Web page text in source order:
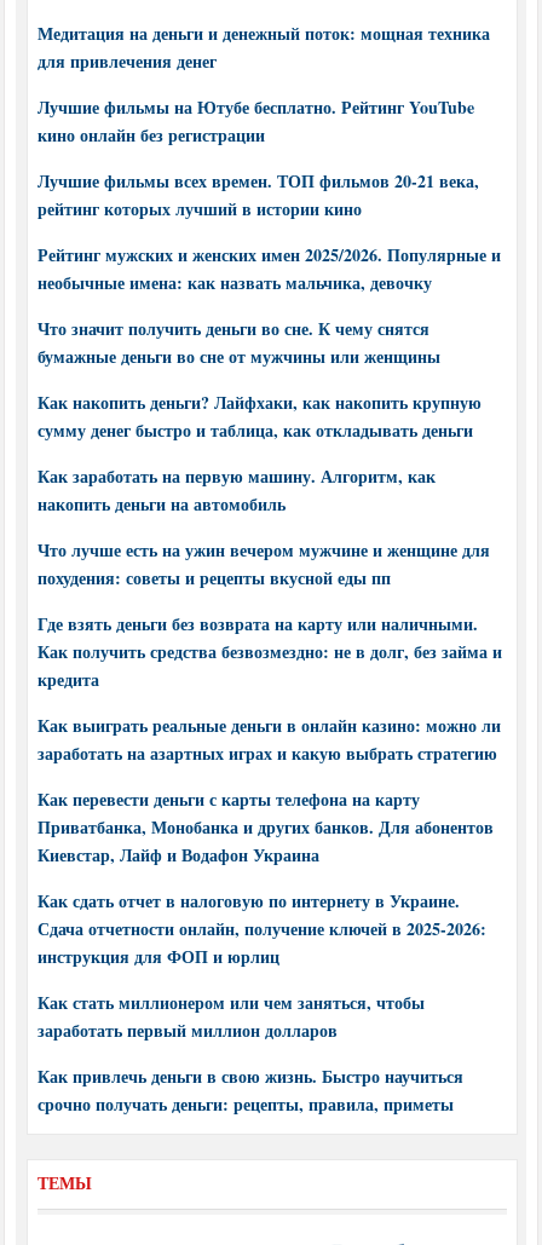
Медитация на деньги и денежный поток: мощная техника
для привлечения денег
Лучшие фильмы на Ютубе бесплатно. Рейтинг YouTube
кино онлайн без регистрации
Лучшие фильмы всех времен. ТОП фильмов 20-21 века,
рейтинг которых лучший в истории кино
Рейтинг мужских и женских имен 2025/2026. Популярные и
необычные имена: как назвать мальчика, девочку
Что значит получить деньги во сне. К чему снятся
бумажные деньги во сне от мужчины или женщины
Как накопить деньги? Лайфхаки, как накопить крупную
сумму денег быстро и таблица, как откладывать деньги
Как заработать на первую машину. Алгоритм, как
накопить деньги на автомобиль
Что лучше есть на ужин вечером мужчине и женщине для
похудения: советы и рецепты вкусной еды пп
Где взять деньги без возврата на карту или наличными.
Как получить средства безвозмездно: не в долг, без займа и
кредита
Как выиграть реальные деньги в онлайн казино: можно ли
заработать на азартных играх и какую выбрать стратегию
Как перевести деньги с карты телефона на карту
Приватбанка, Монобанка и других банков. Для абонентов
Киевстар, Лайф и Водафон Украина
Как сдать отчет в налоговую по интернету в Украине.
Сдача отчетности онлайн, получение ключей в 2025-2026:
инструкция для ФОП и юрлиц
Как стать миллионером или чем заняться, чтобы
заработать первый миллион долларов
Как привлечь деньги в свою жизнь. Быстро научиться
срочно получать деньги: рецепты, правила, приметы
ТЕМЫ